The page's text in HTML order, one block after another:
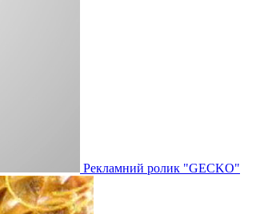
Рекламний ролик "GECKO"